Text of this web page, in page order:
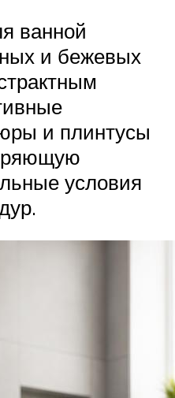
ванной
и бежевых
и плинтусы
условия